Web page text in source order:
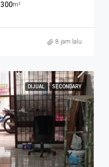
300m²
8 jam lalu
DIJUAL SECONDARY